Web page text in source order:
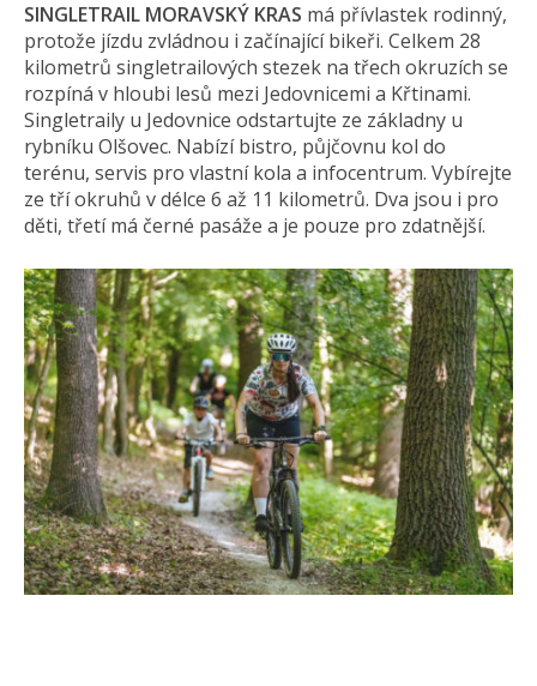
SINGLETRAIL MORAVSKÝ KRAS má přívlastek rodinný,
protože jízdu zvládnou i začínající bikeři. Celkem 28
kilometrů singletrailových stezek na třech okruzích se
rozpíná v hloubi lesů mezi Jedovnicemi a Křtinami.
Singletraily u Jedovnice odstartujte ze základny u
rybníku Olšovec. Nabízí bistro, půjčovnu kol do
terénu, servis pro vlastní kola a infocentrum. Vybírejte
ze tří okruhů v délce 6 až 11 kilometrů. Dva jsou i pro
děti, třetí má černé pasáže a je pouze pro zdatnější.